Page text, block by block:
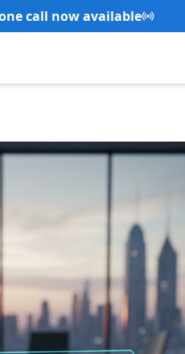
Join now and grow with us!